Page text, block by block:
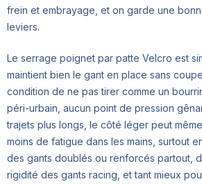
frein et embrayage, et on garde une
leviers.
Le serrage poignet par patte Velcro est
maintient bien le gant en place sans
condition de ne pas tirer comme un
péri-urbain, aucun point de pression
trajets plus longs, le côté léger peut
moins de fatigue dans les mains, surtout
des gants doublés ou renforcés partout,
rigidité des gants racing, et tant mieux